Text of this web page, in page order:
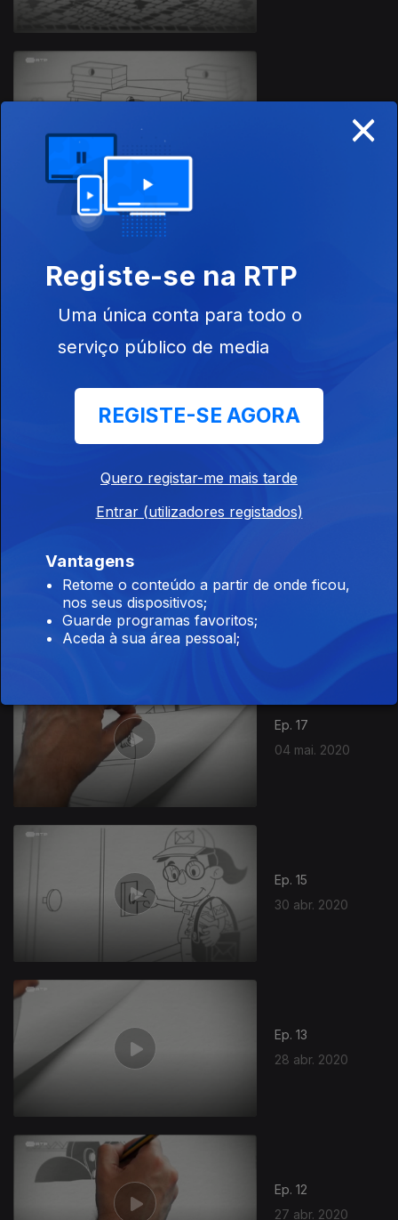
11 mai. 2020
08 mai. 2020
Ep. 20
07 mai. 2020
06 mai. 2020
Ep. 17
04 mai. 2020
Ep. 15
30 abr. 2020
Ep. 13
28 abr. 2020
469420
Ep. 12
27 abr. 2020
×
Registe-se na RTP
Uma única conta para todo o
serviço público de media
REGISTE-SE AGORA
Quero registar-me mais tarde
Entrar (utilizadores registados)
Vantagens
Retome o conteúdo a partir de onde ficou,
nos seus dispositivos;
Guarde programas favoritos;
Aceda à sua área pessoal;